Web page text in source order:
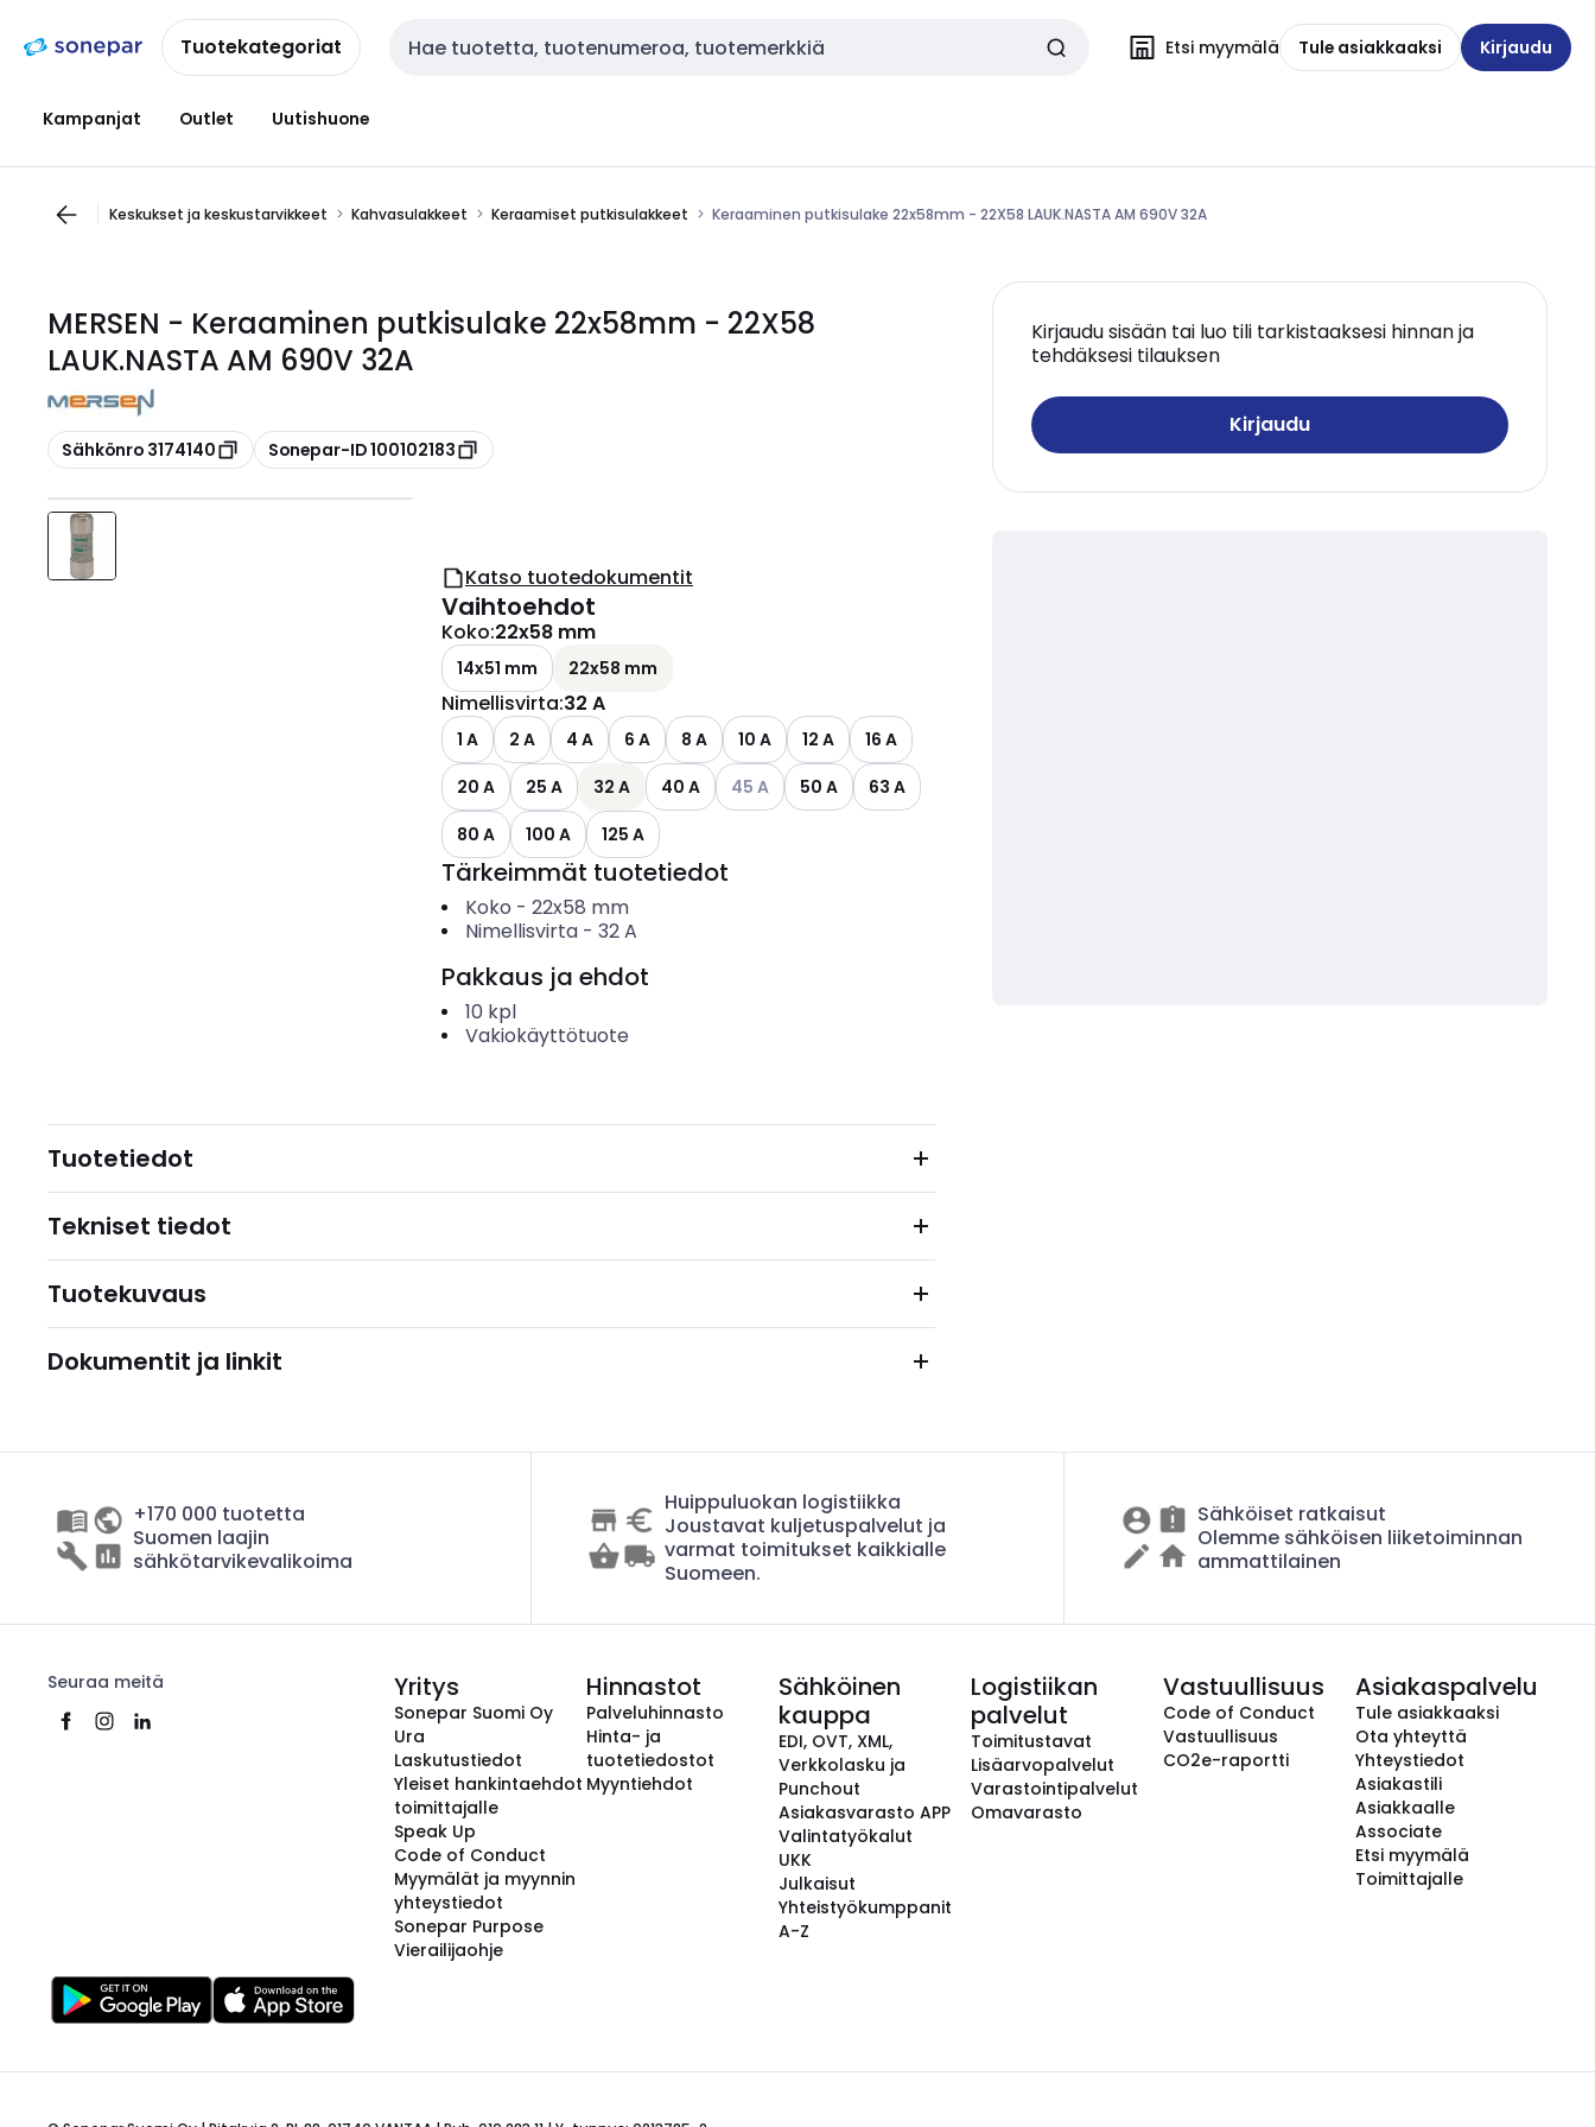
navigointiinsisältöönTuotekategoriat Haku Etsi myymälä Tule asiakkaaksi Kirjaudu
Kampanjat Outlet Uutishuone
Keskukset ja keskustarvikkeet Kahvasulakkeet Keraamiset putkisulakkeet Keraaminen putkisulake 22x58mm - 22X58 LAUK.NASTA AM 690V 32A
MERSEN - Keraaminen putkisulake 22x58mm - 22X58
LAUK.NASTA AM 690V 32A
Kopioi
Sähkönro 3174140 Kopioi
Sonepar-ID 100102183
Kirjaudu sisään tai luo tili tarkistaaksesi hinnan ja
tehdäksesi tilauksen
Kirjaudu
Katso tuotedokumentit
Vaihtoehdot
Koko:22x58 mm
14x51 mm 22x58 mm
Nimellisvirta:32 A
1 A 2 A 4 A 6 A 8 A 10 A 12 A
16 A
20 A
25 A 32 A 40 A Katso käytettävissä olevat vaihtoehdot
45 A 50 A
63 A
80 A
100 A 125 A
Tärkeimmät tuotetiedot
Koko - 22x58 mm
Nimellisvirta- 32A
Pakkaus ja ehdot
10 kpl
Vakiokäyttötuote
Tuotetiedot
Tekniset tiedot
Tuotekuvaus
Dokumentit ja linkit
+170 000 tuotetta
Suomen laajin
sähkötarvikevalikoima
Huippuluokan logistiikka
Joustavat kuljetuspalvelut ja
varmat toimitukset kaikkialle
Suomeen.
Sähköiset ratkaisut
Olemme sähköisen liiketoiminnan
ammattilainen
Seuraa meitä Yritys
Sonepar Suomi Oy
Ura
Laskutustiedot
Yleiset hankintaehdot
toimittajalle
Speak Up
Code of Conduct
Myymälät ja myynnin
yhteystiedot
Sonepar Purpose
Vierailijaohje
Hinnastot
Palveluhinnasto
Hinta- ja
tuotetiedostot
Myyntiehdot
Sähköinen
kauppa
EDI, OVT, XML,
Verkkolasku ja
Punchout
Asiakasvarasto APP
Valintatyökalut
UKK
Julkaisut
Yhteistyökumppanit
A-Z
Logistiikan
palvelut
Toimitustavat
Lisäarvopalvelut
Varastointipalvelut
Omavarasto
Vastuullisuus
Code of Conduct
Vastuullisuus
CO2e-raportti
Asiakaspalvelu
Tule asiakkaaksi
Ota yhteyttä
Yhteystiedot
Asiakastili
Asiakkaalle
Associate
Etsi myymälä
Toimittajalle